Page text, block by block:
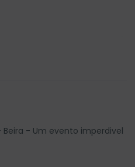
- Um evento imperdivel